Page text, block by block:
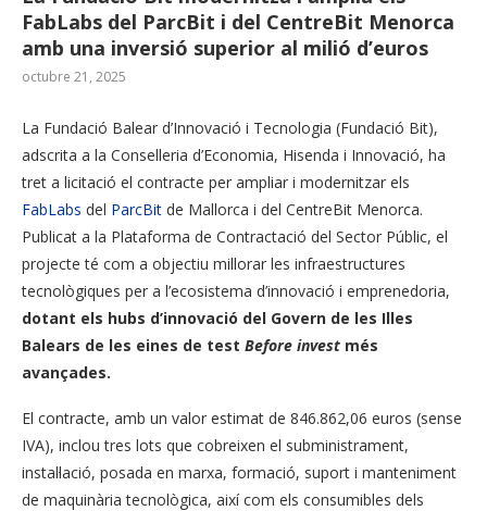
FabLabs del ParcBit i del CentreBit Menorca
amb una inversió superior al milió d’euros
octubre 21, 2025
La Fundació Balear d’Innovació i Tecnologia (Fundació Bit),
adscrita a la Conselleria d’Economia, Hisenda i Innovació, ha
tret a licitació el contracte per ampliar i modernitzar els
FabLabs del ParcBit de Mallorca i del CentreBit Menorca.
Publicat a la Plataforma de Contractació del Sector Públic, el
projecte té com a objectiu millorar les infraestructures
tecnològiques per a l’ecosistema d’innovació i emprenedoria,
dotant els hubs d’innovació del Govern de les Illes
Balears de les eines de test Before invest més
avançades.
El contracte, amb un valor estimat de 846.862,06 euros (sense
IVA), inclou tres lots que cobreixen el subministrament,
instal·lació, posada en marxa, formació, suport i manteniment
de maquinària tecnològica, així com els consumibles dels